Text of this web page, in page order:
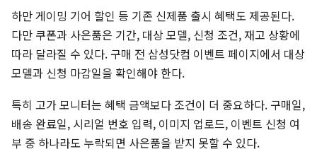
하만 게이밍 기어 할인 등 기존 신제품 출시 혜택도 제공된다.
다만 쿠폰과 사은품은 기간, 대상 모델, 신청 조건, 재고 상황에
따라 달라질 수 있다. 구매 전 삼성닷컴 이벤트 페이지에서 대상
모델과 신청 마감일을 확인해야 한다.
특히 고가 모니터는 혜택 금액보다 조건이 더 중요하다. 구매일,
배송 완료일, 시리얼 번호 입력, 이미지 업로드, 이벤트 신청 여
부 중 하나라도 누락되면 사은품을 받지 못할 수 있다.